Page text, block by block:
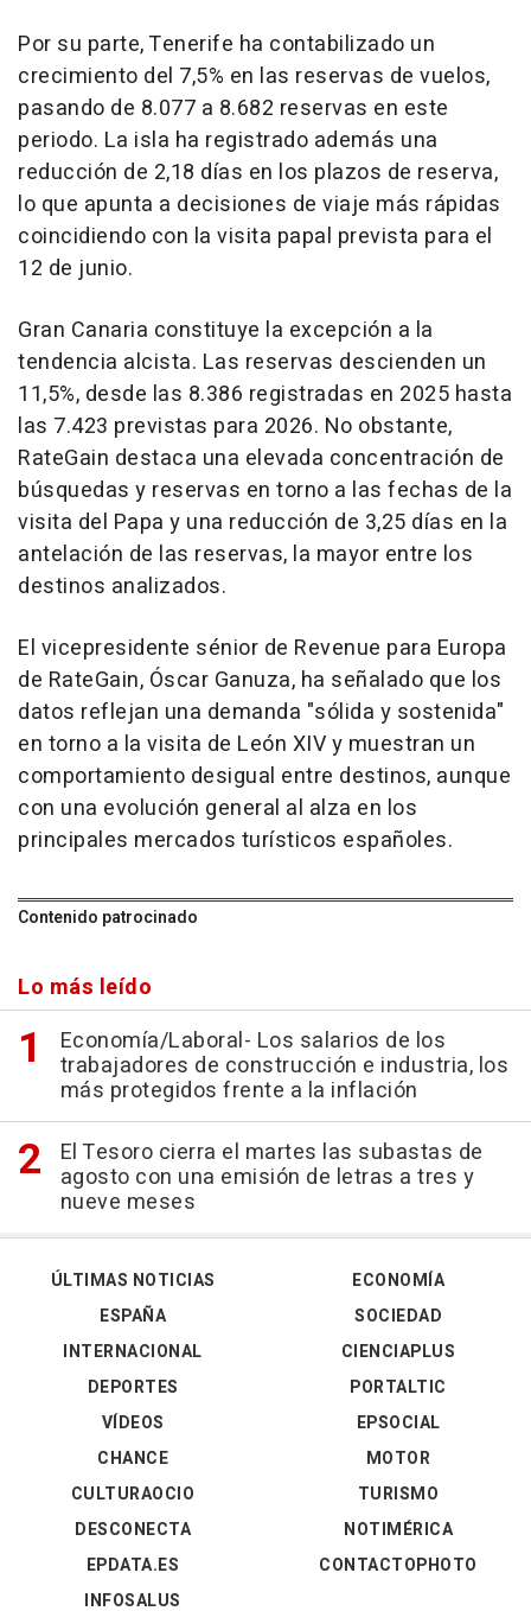
Por su parte, Tenerife ha contabilizado un
crecimiento del 7,5% en las reservas de vuelos,
pasando de 8.077 a 8.682 reservas en este
periodo. La isla ha registrado además una
reducción de 2,18 días en los plazos de reserva,
lo que apunta a decisiones de viaje más rápidas
coincidiendo con la visita papal prevista para el
12 de junio.
Gran Canaria constituye la excepción a la
tendencia alcista. Las reservas descienden un
11,5%, desde las 8.386 registradas en 2025 hasta
las 7.423 previstas para 2026. No obstante,
RateGain destaca una elevada concentración de
búsquedas y reservas en torno a las fechas de la
visita del Papa y una reducción de 3,25 días en la
antelación de las reservas, la mayor entre los
destinos analizados.
El vicepresidente sénior de Revenue para Europa
de RateGain, Óscar Ganuza, ha señalado que los
datos reflejan una demanda "sólida y sostenida"
en torno a la visita de León XIV y muestran un
comportamiento desigual entre destinos, aunque
con una evolución general al alza en los
principales mercados turísticos españoles.
Contenido patrocinado
Lo más leído
Economía/Laboral- Los salarios de los
trabajadores de construcción e industria, los
más protegidos frente a la inflación
El Tesoro cierra el martes las subastas de
agosto con una emisión de letras a tres y
nueve meses
ÚLTIMAS NOTICIAS
ESPAÑA
INTERNACIONAL
DEPORTES
VÍDEOS
ECONOMÍA
SOCIEDAD
CIENCIAPLUS
PORTALTIC
EPSOCIAL
CHANCE
CULTURAOCIO
DESCONECTA
EPDATA.ES
INFOSALUS
MOTOR
TURISMO
NOTIMÉRICA
CONTACTOPHOTO